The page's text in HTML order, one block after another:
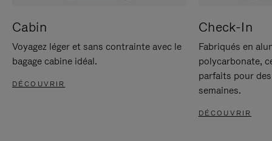
Cabin
Voyagez léger et sans contrainte avec le
bagage cabine idéal.
DÉCOUVRIR
Check-In
Fabriqués en
polycarbonate,
parfaits pour
semaines.
DÉCOUVRIR